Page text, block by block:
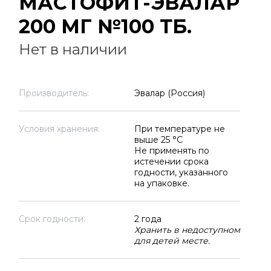
200 МГ №100 ТБ.
Нет в наличии
Производитель: Эвалар (Россия)
Условия хранения:
При температуре не
выше 25 °C
Не применять по
истечении срока
годности, указанного
на упаковке.
Срок годности:
2 года
Хранить в недоступном
для детей месте.